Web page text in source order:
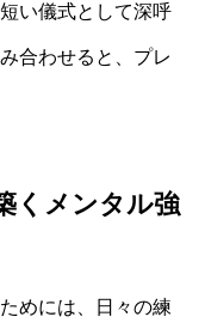
い儀式として深呼
合わせると、プレ
くメンタル強
めには、日々の練